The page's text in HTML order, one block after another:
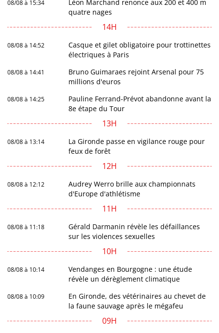
08/08 à 15:34
Léon Marchand renonce aux 200 et 400 m
quatre nages
14H
08/08 à 14:52
Casque et gilet obligatoire pour trottinettes
électriques à Paris
08/08 à 14:41
Bruno Guimaraes rejoint Arsenal pour 75
millions d'euros
08/08 à 14:25
Pauline Ferrand-Prévot abandonne avant la
8e étape du Tour
13H
08/08 à 13:14
La Gironde passe en vigilance rouge pour
feux de forêt
12H
08/08 à 12:12
Audrey Werro brille aux championnats
d'Europe d'athlétisme
11H
08/08 à 11:18
Gérald Darmanin révèle les défaillances
sur les violences sexuelles
10H
08/08 à 10:14
Vendanges en Bourgogne : une étude
révèle un dérèglement climatique
08/08 à 10:09
En Gironde, des vétérinaires au chevet de
la faune sauvage après le mégafeu
09H